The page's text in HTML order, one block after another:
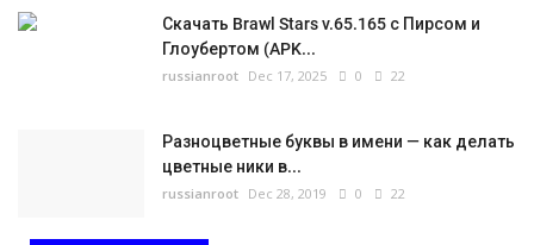
Скачать Brawl Stars v.65.165 с Пирсом и
Глоубертом (APK...
russianroot Dec 17, 2025 0 22
Разноцветные буквы в имени — как делать
цветные ники в...
russianroot Dec 28, 2019 0 22